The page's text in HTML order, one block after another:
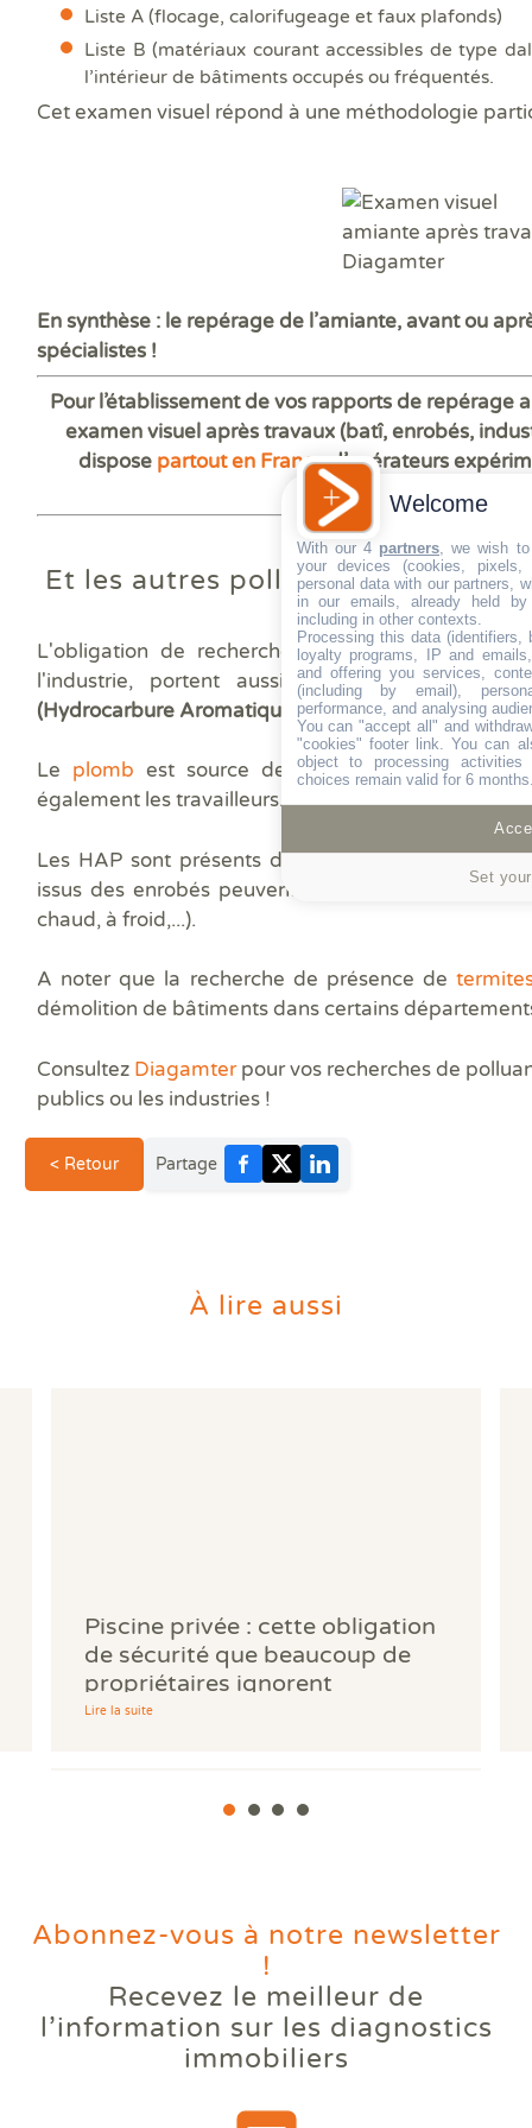
Liste A (flocage, calorifugeage et faux plafonds)
Liste B (matériaux courant accessibles de type
l’intérieur de bâtiments occupés ou fréquentés.
Cet examen visuel répond à une méthodologie
En synthèse : le repérage de l’amiante, avant ou
spécialistes !
Pour l’établissement de vos rapports de
examen visuel après travaux (batî, enrobés,
dispose partout en Franced’opérateurs
activités.
Et les autres polluants...
L'obligation de recherche sur les polluants du
l'industrie, portent aussi sur d'autres
(Hydrocarbure Aromatique Polycyclique).
Le plomb est source de la maladie et
également les travailleurs.
Les HAP sont présents dans certains enrobés.
issus des enrobés peuvent provoquer des
chaud, à froid,...).
A noter que la recherche de présence de
démolition de bâtiments dans certains
Consultez Diagamterpour vos recherches de
publics ou les industries !
< Retour Partage
À lire aussi
Piscine privée : cette obligation
de sécurité que beaucoup de
propriétaires ignorent
Lire la suite
Votre logement reste trop
chaud l'été ? Comprendre le
phénomène des bouilloires
Abonnez-vous à notre newsletter
!
Recevez le meilleur de
l’information sur les diagnostics
immobiliers
Welcome
With our 4 partners, we wish to
your devices (cookies,
personal data with our partners,
in our emails, already held
including in other contexts.
Processing this data (identifiers,
loyalty programs, IP and
and offering you services,
(including by email),
performance, and analysing
You can "accept all" and
"cookies" footer link. You can
object to processing
choices remain valid for 6
Set